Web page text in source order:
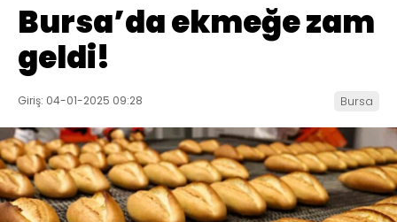
Bursa’da ekmeğe zam
geldi!
Giriş: 04-01-2025 09:28 Bursa